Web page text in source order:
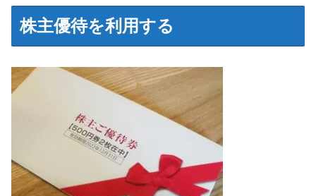
株主優待を利用する